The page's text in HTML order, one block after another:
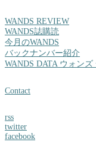
WANDS REVIEW
WANDS誌購読
今月のWANDS
バックナンバー紹介
WANDS DATA ウォンズ
Contact
rss
twitter
facebook